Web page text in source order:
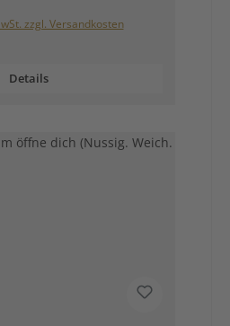
zzgl. Versandkosten
Details